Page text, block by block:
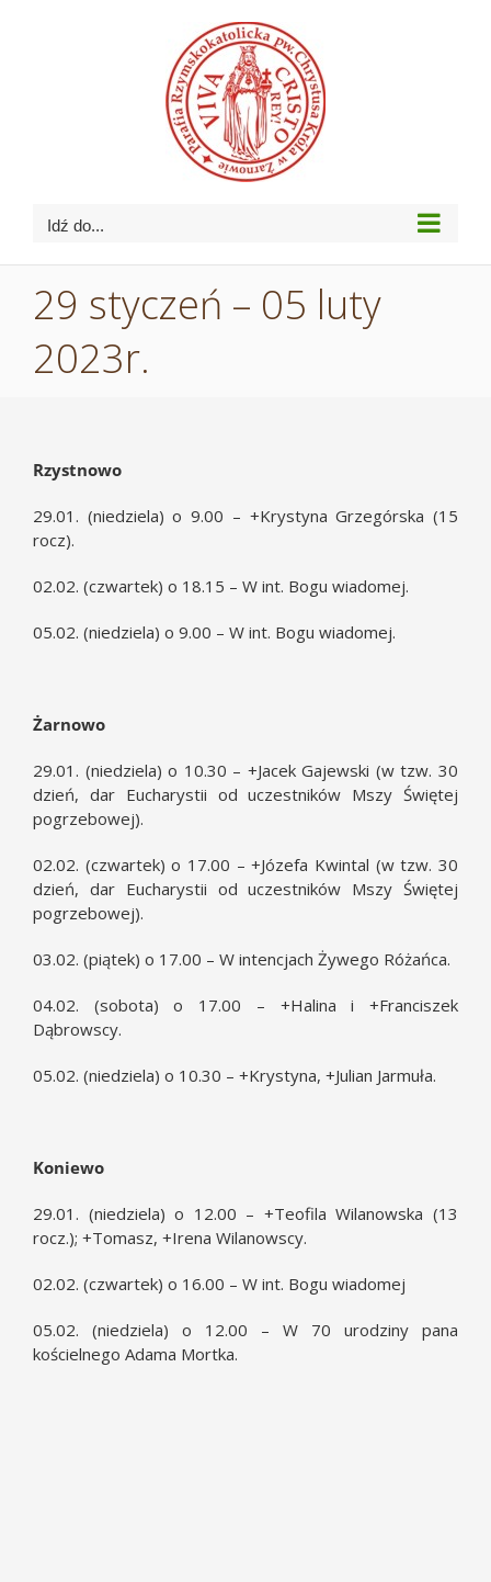
Idź do...
29 styczeń – 05 luty
2023r.
Rzystnowo
29.01. (niedziela) o 9.00 – +Krystyna Grzegórska (15
rocz).
02.02. (czwartek) o 18.15 – W int. Bogu wiadomej.
05.02. (niedziela) o 9.00 – W int. Bogu wiadomej.
Żarnowo
29.01. (niedziela) o 10.30 – +Jacek Gajewski (w tzw. 30
dzień, dar Eucharystii od uczestników Mszy Świętej
pogrzebowej).
02.02. (czwartek) o 17.00 – +Józefa Kwintal (w tzw. 30
dzień, dar Eucharystii od uczestników Mszy Świętej
pogrzebowej).
03.02. (piątek) o 17.00 – W intencjach Żywego Różańca.
04.02. (sobota) o 17.00 – +Halina i +Franciszek
Dąbrowscy.
05.02. (niedziela) o 10.30 – +Krystyna, +Julian Jarmuła.
Koniewo
29.01. (niedziela) o 12.00 – +Teofila Wilanowska (13
rocz.); +Tomasz, +Irena Wilanowscy.
02.02. (czwartek) o 16.00 – W int. Bogu wiadomej
05.02. (niedziela) o 12.00 – W 70 urodziny pana
kościelnego Adama Mortka.